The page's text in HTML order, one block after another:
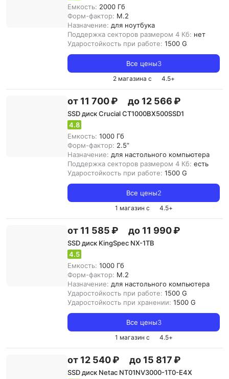
Емкость: 2000 Гб
Форм-фактор: M.2
Назначение: для ноутбука
Поддержка секторов размером 4 Кб: нет
Ударостойкость при работе: 1500 G
Все цены3
2 магазина с 4.5+
от 11 700 ₽ до 12 566 ₽
SSD диск Crucial CT1000BX500SSD1
4.8
Емкость: 1000 Гб
Форм-фактор: 2.5”
Назначение: для настольного компьютера
Поддержка секторов размером 4 Кб: есть
Ударостойкость при работе: 1500 G
Все цены2
1 магазин с 4.5+
от 11 585 ₽ до 11 990 ₽
SSD диск KingSpec NX-1TB
4.5
Емкость: 1000 Гб
Форм-фактор: M.2
Назначение: для настольного компьютера
Ударостойкость при работе: 1500 G
Ударостойкость при хранении: 1500 G
Все цены3
1 магазин с 4.5+
от 12 540 ₽ до 15 817 ₽
SSD диск Netac NT01NV3000-1T0-E4X